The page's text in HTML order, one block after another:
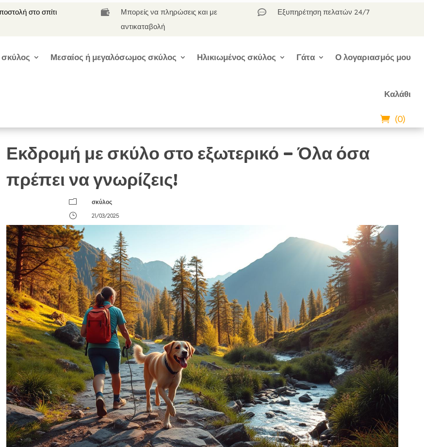
στο σπίτι 
Μπορείς να πληρώσεις και με
αντικαταβολή
 Εξυπηρέτηση πελατών 24/7
Μεσαίος ή μεγαλόσωμος σκύλος Ηλικιωμένος σκύλος Γάτα Ο λογαριασμός μου
Καλάθι
(0)
Εκδρομή με σκύλο στο εξωτερικό – Όλα όσα
πρέπει να γνωρίζεις!
m
σκύλος
}
21/03/2025